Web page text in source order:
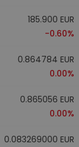
185.900 EUR
-0.60%
0.864784 EUR
0.00%
0.865056 EUR
0.00%
0.083269000 EUR